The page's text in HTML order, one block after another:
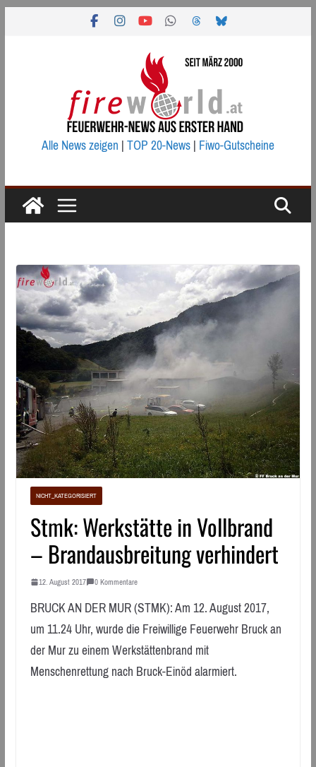
Alle News zeigen|TOP 20-News|Fiwo-Gutscheine
NICHT_KATEGORISIERT
Stmk: Werkstätte in Vollbrand
– Brandausbreitung verhindert
12. August 2017 0 Kommentare
BRUCK AN DER MUR (STMK): Am 12. August 2017,
um 11.24 Uhr, wurde die Freiwillige Feuerwehr Bruck an
der Mur zu einem Werkstättenbrand mit
Menschenrettung nach Bruck-Einöd alarmiert.